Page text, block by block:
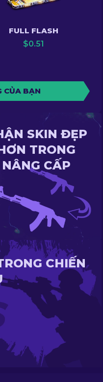
FULL FLASH
$0.51
CỦA BẠN
SKIN ĐẸP
TRONG
NÂNG CẤP
CHIẾN